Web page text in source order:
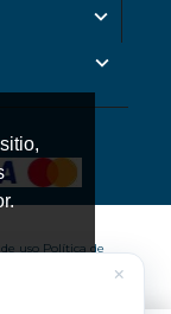
uso Política de
×